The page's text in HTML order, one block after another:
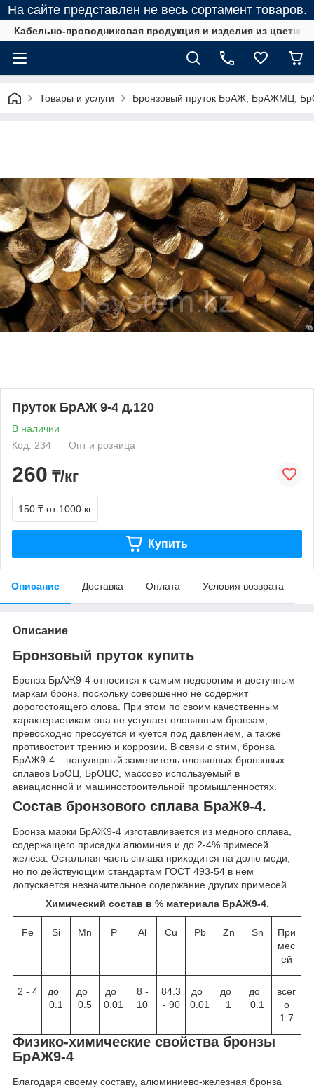
На сайте представлен не весь сортамент товаров.
Кабельно-проводниковая продукция и изделия из
Товары и услуги Бронзовый пруток БрАЖ, БрАЖМЦ,
Пруток БрАЖ 9-4 д.120
В наличии
Код: 234
Опт и розница
260 ₸/кг
150 ₸ от 1000 кг
Купить
Описание Доставка Оплата Условия возврата
Описание
Бронзовый пруток купить
Бронза БрАЖ9-4 относится к самым недорогим и доступным
маркам бронз, поскольку совершенно не содержит
дорогостоящего олова. При этом по своим качественным
характеристикам она не уступает оловянным бронзам,
превосходно прессуется и куется под давлением, а также
противостоит трению и коррозии. В связи с этим, бронза
БрАЖ9-4 – популярный заменитель оловянных бронзовых
сплавов БрОЦ, БрОЦС, массово используемый в
авиационной и машиностроительной промышленностях.
Состав бронзового сплава БраЖ9-4.
Бронза марки БрАЖ9-4 изготавливается из медного сплава,
содержащего присадки алюминия и до 2-4% примесей
железа. Остальная часть сплава приходится на долю меди,
но по действующим стандартам ГОСТ 493-54 в нем
допускается незначительное содержание других примесей.
Химический состав в % материала БрАЖ9-4.
Fe Si Mn P Al Cu Pb Zn Sn
При
мес
ей
2 - 4
до
0.1
до
0.5
до
0.01
8 -
10
84.3
- 90
до
0.01
до
1
до
0.1
всег
о
1.7
Физико-химические свойства бронзы
БрАЖ9-4
Благодаря своему составу, алюминиево-железная бронза